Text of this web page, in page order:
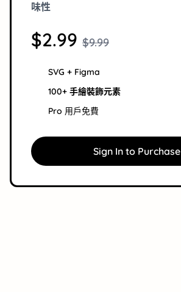
味性
$2.99 $9.99
SVG + Figma
100+ 手繪裝飾元素
Pro 用戶免費
Sign In to Purchase